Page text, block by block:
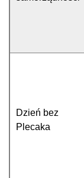
Dzień bez
Plecaka